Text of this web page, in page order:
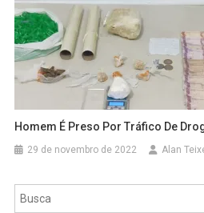
Homem É Preso Por Tráfico De
29 de novembro de 2022 Alan
Pesquisar